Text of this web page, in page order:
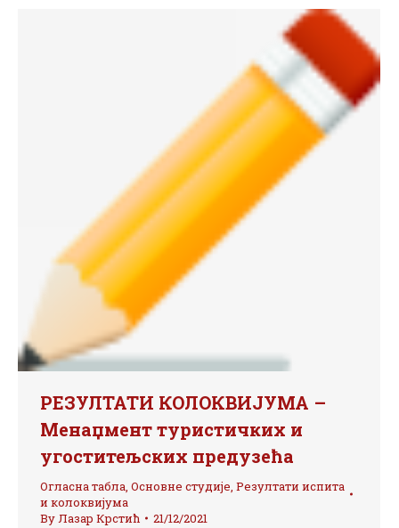
РЕЗУЛТАТИ КОЛОКВИЈУМА –
Менаџмент туристичких и
угоститељских предузећа
Огласна табла, Основне студије, Резултати испита
и колоквијума
ByЛазар Крстић 21/12/2021